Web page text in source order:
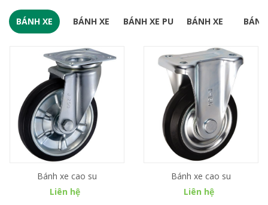
BÁNH XE BÁNH XE
INOX
BÁNH XE PU BÁNH XE
CÁC LOẠI
KHÁC
Bánh xe cao su
Liên hệ
Bánh xe cao su
Liên hệ